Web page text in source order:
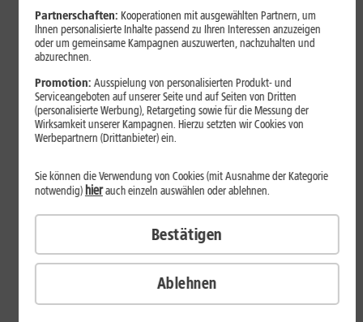
Fold8 setzt andere Schwerpunkte als sein Vorgänger. Wir
zeigen, was Samsung verändert hat, welche Neuerungen im
Alltag zählen und wo das Fold7 Vorteile behält.
Mehr erfahren
Tests & Vergleiche
Partnerschaften: Kooperationen mit ausgewählten Partnern, um
Ihnen personalisierte Inhalte passend zu Ihren Interessen anzuzeigen
oder um gemeinsame Kampagnen auszuwerten, nachzuhalten und
abzurechnen.
Promotion: Ausspielung von personalisierten Produkt- und
Serviceangeboten auf unserer Seite und auf Seiten von Dritten
(personalisierte Werbung), Retargeting sowie für die Messung der
Wirksamkeit unserer Kampagnen. Hierzu setzten wir Cookies von
Werbepartnern (Drittanbieter) ein.
Ablehnen
Sie können die Verwendung von Cookies (mit Ausnahme der Kategorie
notwendig) hierauch einzeln auswählen oder ablehnen.
Bestätigen